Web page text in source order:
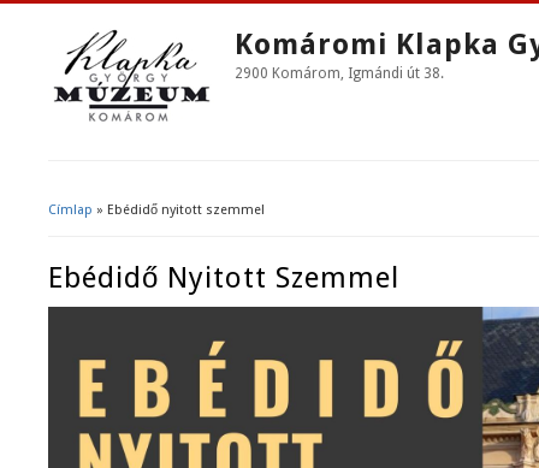
Komáromi Klapka
2900 Komárom, Igmándi út 38.
Címlap » Ebédidő nyitott szemmel
Ebédidő Nyitott Szemmel